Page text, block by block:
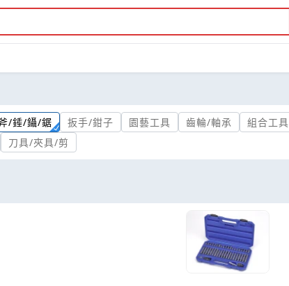
/錘/鑷/鋸 扳手/鉗子 園藝工具 齒輪/軸承
組合工具
刀具/夾具/剪